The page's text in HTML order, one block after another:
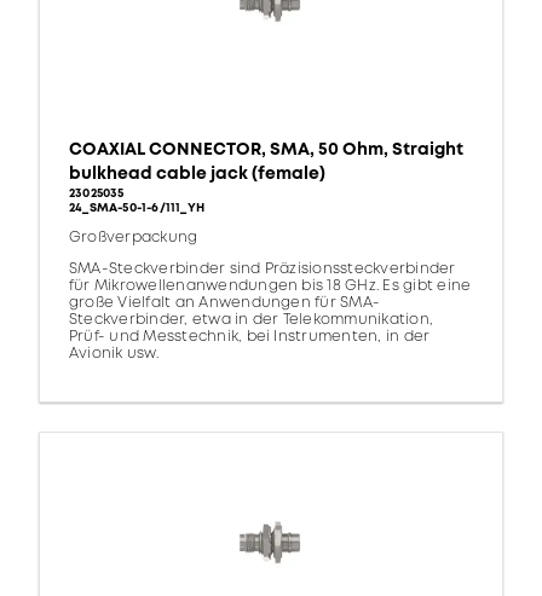
COAXIAL CONNECTOR, SMA, 50 Ohm, Straight
bulkhead cable jack (female)
23025035
24_SMA-50-1-6/111_YH
Großverpackung
SMA-Steckverbinder sind Präzisionssteckverbinder
für Mikrowellenanwendungen bis 18 GHz. Es gibt eine
große Vielfalt an Anwendungen für SMA-
Steckverbinder, etwa in der Telekommunikation,
Prüf- und Messtechnik, bei Instrumenten, in der
Avionik usw.